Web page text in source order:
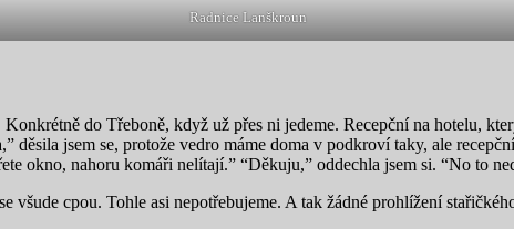
Radnice Lanškroun
do Třeboně, když už přes ni jedeme. Recepční na hotelu,
děsila jsem se, protože vedro máme doma v podkroví taky, ale
okno, nahoru komáři nelítají.” “Děkuju,” oddechla jsem si. “No to
všude cpou. Tohle asi nepotřebujeme. A tak žádné prohlížení